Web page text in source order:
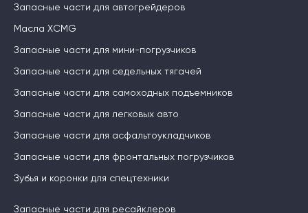
Запасные части для автогрейдеров
Масла XCMG
Запасные части для мини-погрузчиков
Запасные части для седельных тягачей
Запасные части для самоходных подъемников
Запасные части для легковых авто
Запасные части для асфальтоукладчиков
Запасные части для фронтальных погрузчиков
Зубья и коронки для спецтехники
Запасные части для ресайклеров